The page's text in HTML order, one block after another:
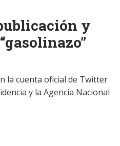
y
la cuenta oficial de Twitter
y la Agencia Nacional